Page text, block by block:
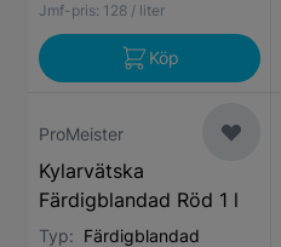
Jmf-pris: 128 / liter
Köp
ProMeister
Kylarvätska
Färdigblandad Röd 1 l
Typ: Färdigblandad